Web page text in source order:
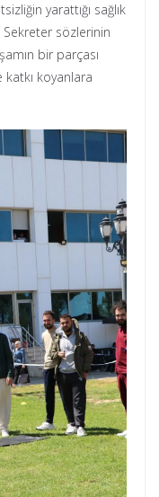
yarattığı sağlık
Sekreter sözlerinin
bir parçası
koyanlara